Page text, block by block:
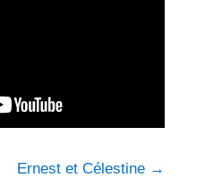
Ernest et Célestine →